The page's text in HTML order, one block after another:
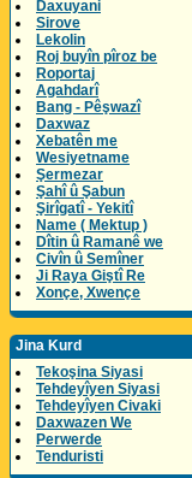
Daxuyani
Sirove
Lekolin
Roj buyîn pîroz be
Roportaj
Agahdarî
Bang - Pêşwazî
Daxwaz
Xebatên me
Wesiyetname
Şermezar
Şahî û Şabun
Şirîgatî - Yekitî
Name ( Mektup )
Dîtin û Ramanê we
Civîn û Semîner
Ji Raya Giştî Re
Xonçe, Xwençe
Jina Kurd
Tekoşina Siyasi
Tehdeyîyen Siyasi
Tehdeyîyen Civaki
Daxwazen We
Perwerde
Tenduristi